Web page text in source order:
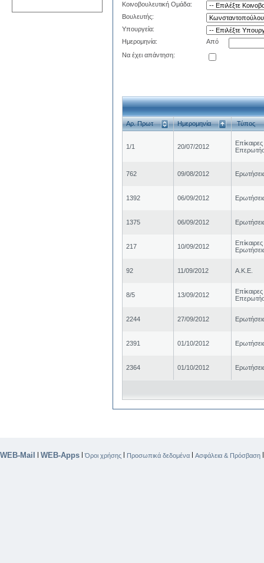
Κοινοβουλευτική Ομάδα:
Βουλευτής:
Υπουργεία:
Ημερομηνία:
Από
Να έχει απάντηση:
Αρ. Πρωτ Ημερομηνία Τύπος
1/1 20/07/2012
Επίκαιρες
762 09/08/2012
1392 06/09/2012
1375 06/09/2012
217 10/09/2012
Επίκαιρες
92 11/09/2012 Α.Κ.Ε.
8/5 13/09/2012
Επίκαιρες
2244 27/09/2012
2391 01/10/2012
2364 01/10/2012
WEB-Mail WEB-Apps |Όροι χρήσης Προσωπικά δεδομένα Ασφάλεια & Πρόσβαση